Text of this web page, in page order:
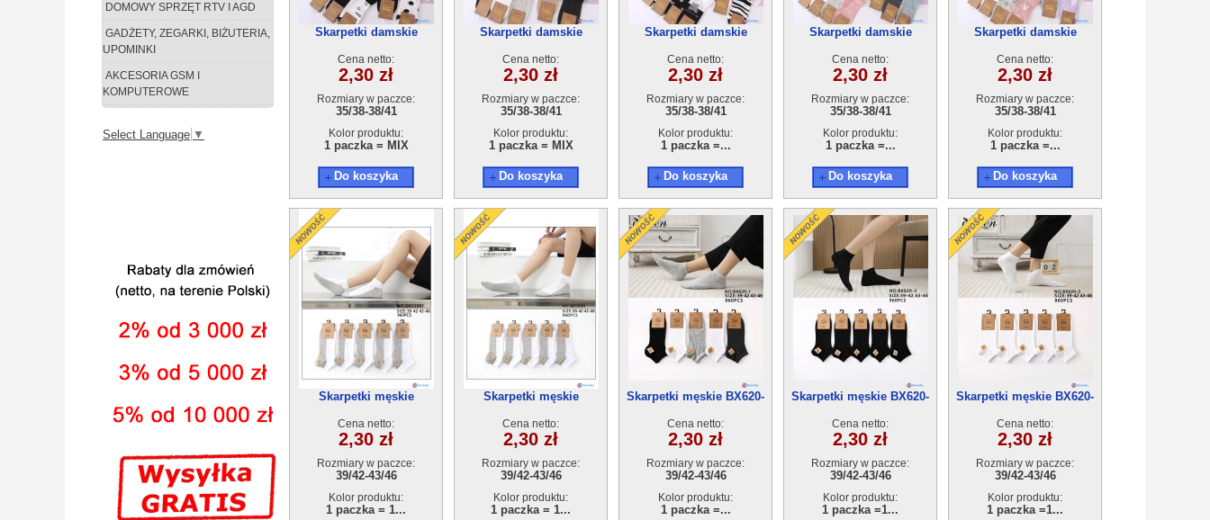
DOMOWY SPRZĘT RTV I AGD
GADŻETY, ZEGARKI, BIŻUTERIA,
UPOMINKI
AKCESORIA GSM I
KOMPUTEROWE
Select Language ▼
Skarpetki damskie
Cena netto:
2,30 zł
Rozmiary w paczce:
35/38-38/41
Kolor produktu:
1 paczka = MIX
Do koszyka
Skarpetki damskie
Cena netto:
2,30 zł
Rozmiary w paczce:
35/38-38/41
Kolor produktu:
1 paczka = MIX
Do koszyka
Skarpetki damskie
Cena netto:
2,30 zł
Rozmiary w paczce:
35/38-38/41
Kolor produktu:
1 paczka =...
Do koszyka
Skarpetki damskie
Cena netto:
2,30 zł
Rozmiary w paczce:
35/38-38/41
Kolor produktu:
1 paczka =...
Do koszyka
Skarpetki damskie
Cena netto:
2,30 zł
Rozmiary w paczce:
35/38-38/41
Kolor produktu:
1 paczka =...
Do koszyka
Skarpetki męskie
Cena netto:
2,30 zł
Rozmiary w paczce:
39/42-43/46
Kolor produktu:
1 paczka = 1...
Skarpetki męskie
Cena netto:
2,30 zł
Rozmiary w paczce:
39/42-43/46
Kolor produktu:
1 paczka = 1...
Skarpetki męskie BX620-
Cena netto:
2,30 zł
Rozmiary w paczce:
39/42-43/46
Kolor produktu:
1 paczka =...
Skarpetki męskie BX620-
Cena netto:
2,30 zł
Rozmiary w paczce:
39/42-43/46
Kolor produktu:
1 paczka =1...
Skarpetki męskie BX620-
Cena netto:
2,30 zł
Rozmiary w paczce:
39/42-43/46
Kolor produktu:
1 paczka =1...